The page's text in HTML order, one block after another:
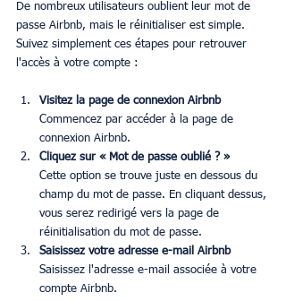
De nombreux utilisateurs oublient leur mot de
passe Airbnb, mais le réinitialiser est simple.
Suivez simplement ces étapes pour retrouver
l'accès à votre compte :
Visitez la page de connexion Airbnb
Commencez par accéder à la page de
connexion Airbnb.
Cliquez sur « Mot de passe oublié ? »
Cette option se trouve juste en dessous du
champ du mot de passe. En cliquant dessus,
vous serez redirigé vers la page de
réinitialisation du mot de passe.
Saisissez votre adresse e-mail Airbnb
Saisissez l'adresse e-mail associée à votre
compte Airbnb.